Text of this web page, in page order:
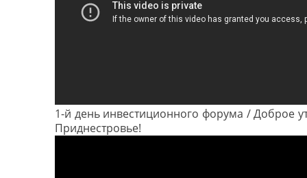
1-й день инвестиционного форума / Доброе
Приднестровье!